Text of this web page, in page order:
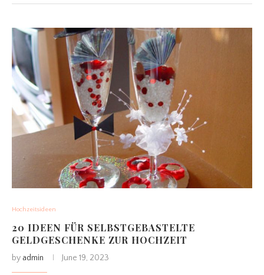
Hochzeitsideen
20 IDEEN FÜR SELBSTGEBASTELTE
GELDGESCHENKE ZUR HOCHZEIT
by admin June 19, 2023